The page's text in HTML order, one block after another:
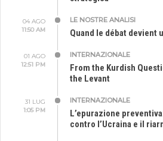
04 AGO
11:50 AM
LE NOSTRE ANALISI
Quand le débat devient
01 AGO
12:51 PM
INTERNAZIONALE
From the Kurdish
the Levant
31 LUG
1:05 PM
INTERNAZIONALE
L’epurazione
contro l’Ucraina e il